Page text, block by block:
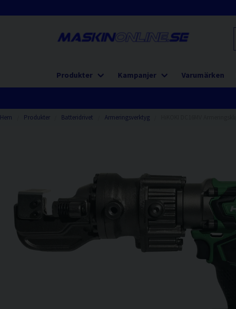
Produkter Kampanjer Varumärken
Hem Produkter Batteridrivet Armeringsverktyg